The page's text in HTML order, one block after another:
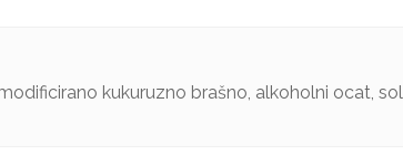
modificirano kukuruzno brašno, alkoholni ocat,